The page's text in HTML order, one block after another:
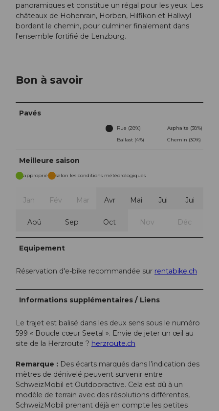
panoramiques et constitue un régal pour les yeux. Les
châteaux de Hohenrain, Horben, Hilfikon et Hallwyl
bordent le chemin, pour culminer finalement dans
l'ensemble fortifié de Lenzburg.
Bon à savoir
Pavés
Rue (28%)
Asphalte (38%)
Ballast (4%)
Chemin (30%)
Meilleure saison
approprié selon les conditions météorologiques
Jan Fév Mar Avr Mai Jui Jui
Aoû Sep Oct Nov Déc
Equipement
Réservation d'e-bike recommandée sur rentabike.ch
Informations supplémentaires / Liens
Le trajet est balisé dans les deux sens sous le numéro
599 « Boucle cœur Seetal ». Envie de jeter un œil au
site de la Herzroute ? herzroute.ch
Remarque : Des écarts marqués dans l’indication des
mètres de dénivelé peuvent survenir entre
SchweizMobil et Outdooractive. Cela est dû à un
modèle de terrain avec des résolutions différentes,
SchweizMobil prenant déjà en compte les petites